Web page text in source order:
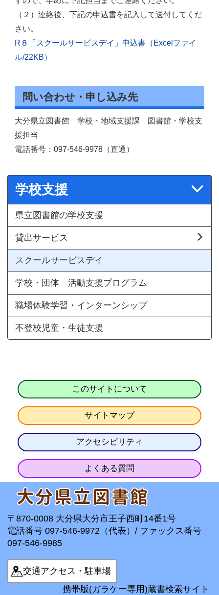
（２）連絡後、下記の申込書を記入して送付してくだ
さい。
R８「スクールサービスデイ」申込書（Excelファイ
ル/22KB）
問い合わせ・申し込み先
大分県立図書館 学校・地域支援課 図書館・学校支
援担当
電話番号：097-546-9978（直通）
学校支援
県立図書館の学校支援
貸出サービス
スクールサービスデイ
学校・団体 活動支援プログラム
職場体験学習・インターンシップ
不登校児童・生徒支援
このサイトについて
サイトマップ
アクセシビリティ
よくある質問
〒870-0008 大分県大分市王子西町14番1号
電話番号 097-546-9972（代表）/ ファックス番号
097-546-9985
交通アクセス・駐車場
携帯版(ガラケー専用)蔵書検索サイト